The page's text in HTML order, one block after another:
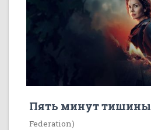
Пять минут тишины
Federation)